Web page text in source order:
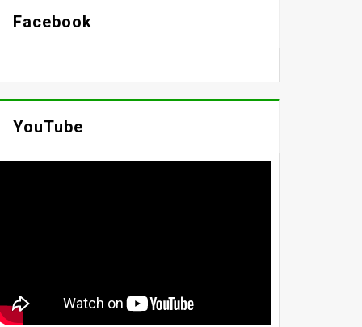
Facebook
YouTube